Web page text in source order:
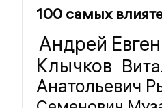
100 самых
Андрей
Клычков
Анатольевич